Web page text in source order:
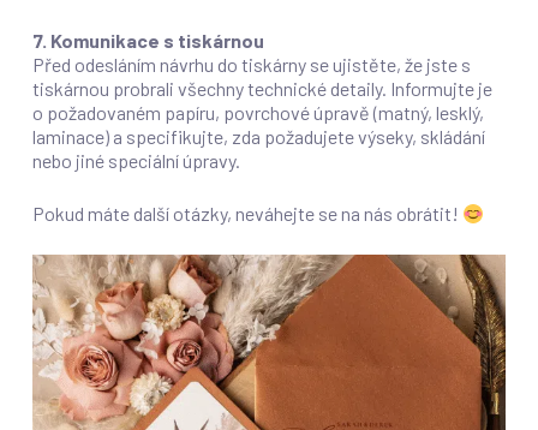
7. Komunikace s tiskárnou
Před odesláním návrhu do tiskárny se ujistěte, že jste s
tiskárnou probrali všechny technické detaily. Informujte je
o požadovaném papíru, povrchové úpravě (matný, lesklý,
laminace) a specifikujte, zda požadujete výseky, skládání
nebo jiné speciální úpravy.
Pokud máte další otázky, neváhejte se na nás obrátit!